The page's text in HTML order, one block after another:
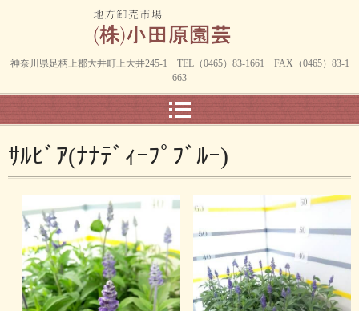
神奈川県足柄上郡大井町上大井245-1 TEL（0465）83-1661 FAX（0465）83-1
663
ｻﾙﾋﾞｱ(ﾅﾅﾃﾞｨｰﾌﾟﾌﾞﾙｰ)